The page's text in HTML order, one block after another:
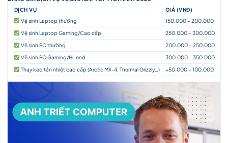
DỊCH VỤ
GIÁ (VNĐ)
Vệ sinh Laptop thường
150.000 – 200.000
Vệ sinh Laptop Gaming/Cao cấp
250.000 – 300.000
Vệ sinh PC thường
200.000 – 250.000
Vệ sinh PC Gaming/Hi-end
300.000 – 350.000
Thay keo tản nhiệt cao cấp (Arctic MX-4, Thermal Grizzly…)
+50.000 – 100.000